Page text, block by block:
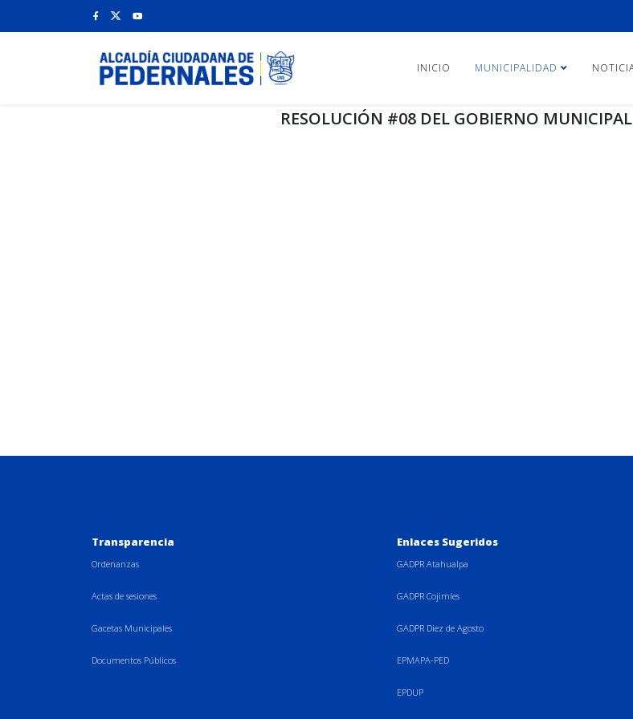
INICIO MUNICIPALIDAD
RESOLUCIÓN #08 DEL GOBIERNO
Transparencia
Ordenanzas
Actas de sesiones
Gacetas Municipales
Documentos Públicos
Enlaces Sugeridos
GADPR Atahualpa
GADPR Cojimíes
GADPR Diez de Agosto
EPMAPA-PED
EPDUP